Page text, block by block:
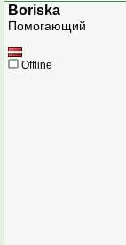
Boriska
Помогающий
Offline